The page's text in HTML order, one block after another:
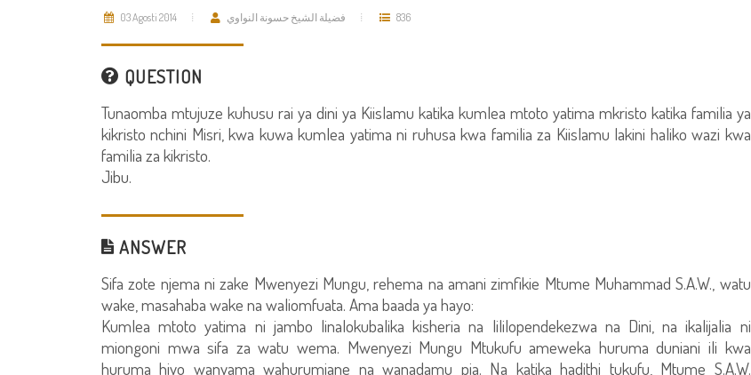
03 Agosti 2014 فضيلة الشيخ حسونة النواوي 836
QUESTION
Tunaomba mtujuze kuhusu rai ya dini ya Kiislamu katika kumlea mtoto yatima mkristo katika familia ya
kikristo nchini Misri, kwa kuwa kumlea yatima ni ruhusa kwa familia za Kiislamu lakini haliko wazi kwa
familia za kikristo.
Jibu.
ANSWER
Sifa zote njema ni zake Mwenyezi Mungu, rehema na amani zimfikie Mtume Muhammad S.A.W., watu
wake, masahaba wake na waliomfuata. Ama baada ya hayo:
Kumlea mtoto yatima ni jambo linalokubalika kisheria na lililopendekezwa na Dini, na ikalijalia ni
miongoni mwa sifa za watu wema. Mwenyezi Mungu Mtukufu ameweka huruma duniani ili kwa
huruma hiyo wanyama wahurumiane na wanadamu pia. Na katika hadithi tukufu, Mtume S.A.W.